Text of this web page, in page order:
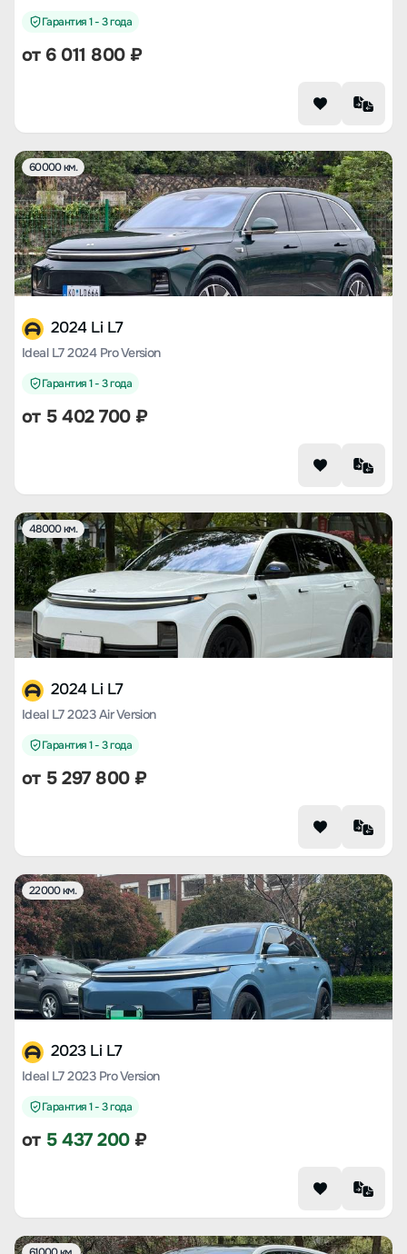
Гарантия 1 - 3 года
от 6 011 800₽
60000 км.
2024 Li L7
Ideal L7 2024 Pro Version
Гарантия 1 - 3 года
от 5 402 700₽
48000 км.
2024 Li L7
Ideal L7 2023 Air Version
Гарантия 1 - 3 года
от 5 297 800₽
22000 км.
2023 Li L7
Ideal L7 2023 Pro Version
Гарантия 1 - 3 года
от 5 437 200₽